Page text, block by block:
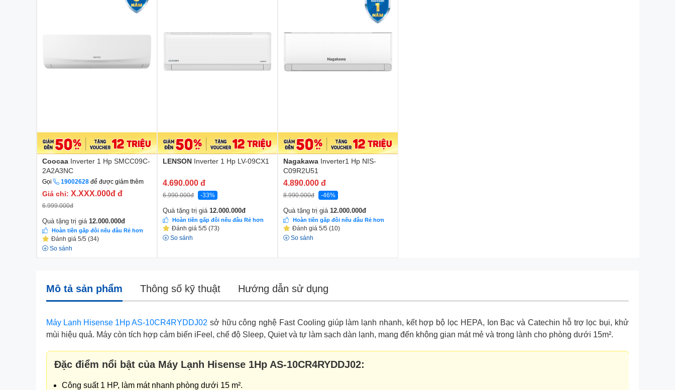
Coocaa Inverter 1 Hp SMCC09C-
2A2A3NC
Gọi 19002628 để được giảm thêm
Giá chỉ: X.XXX.000đ đ
6.999.000đ
Quà tặng trị giá 12.000.000đ
Hoàn tiền gấp đôi nếu đâu Rẻ hơn
Đánh giá 5/5 (34)
So sánh
LENSON Inverter 1 Hp LV-09CX1
4.690.000 đ
6.990.000đ -33%
Quà tặng trị giá 12.000.000đ
Hoàn tiền gấp đôi nếu đâu Rẻ hơn
Đánh giá 5/5 (73)
So sánh
Nagakawa Inverter1 Hp NIS-
C09R2U51
4.890.000 đ
8.990.000đ -46%
Quà tặng trị giá 12.000.000đ
Hoàn tiền gấp đôi nếu đâu Rẻ hơn
Đánh giá 5/5 (10)
So sánh
Mô tả sản phẩm Thông số kỹ thuật Hướng dẫn sử dụng
Máy Lạnh Hisense 1Hp AS-10CR4RYDDJ02 sở hữu công nghệ Fast Cooling giúp làm lạnh nhanh, kết hợp bộ lọc HEPA, Ion Bạc và Catechin hỗ trợ lọc bụi, khử
mùi hiệu quả. Máy còn tích hợp cảm biến iFeel, chế độ Sleep, Quiet và tự làm sạch dàn lạnh, mang đến không gian mát mẻ và trong lành cho phòng dưới 15m².
Đặc điểm nổi bật của Máy Lạnh Hisense 1Hp AS-10CR4RYDDJ02:
Công suất 1 HP, làm mát nhanh phòng dưới 15 m².